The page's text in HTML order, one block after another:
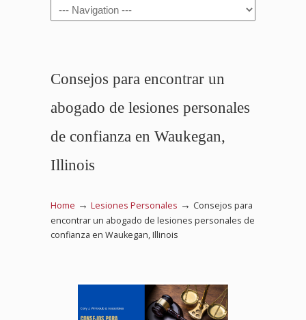
Navigation
Consejos para encontrar un
abogado de lesiones personales
de confianza en Waukegan,
Illinois
Home → Lesiones Personales → Consejos para
encontrar un abogado de lesiones personales de
confianza en Waukegan, Illinois